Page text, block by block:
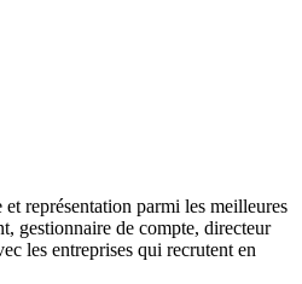
représentation parmi les meilleures
gestionnaire de compte, directeur
les entreprises qui recrutent en